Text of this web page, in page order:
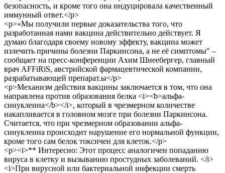
безопасность, и кроме того она индуцировала качественный
иммунный ответ.</p>
<p>«Мы получили первые доказательства того, что
разработанная нами вакцина действительно действует. Я
думаю благодаря своему новому эффекту, вакцина может
излечить причины болезни Паркинсона, а не её симптомы" –
сообщает на пресс-конференции Ахим Шнеебергер, главный
врач AFFiRiS, австрийской фармацевтической компании,
разрабатывающей препарат.ы</p>
<p>Механизм действия вакцины заключается в том, что она
направлена против образования белка <i><b>альфа-
синуклеина</b></i>, который в чрезмерном количестве
накапливается в головном мозге при болезни Паркинсона.
Считается, что при чрезмерном образовании альфа-
синуклеина происходит нарушение его нормальной функции,
кроме того сам белок токсичен для клеток.</p>
<p><i>** Интересно: Этот процесс аналогичен попаданию
вируса в клетку и вызыванию простудных заболеваний. </i>
<i>При вирусной или бактериальной инфекции смерть